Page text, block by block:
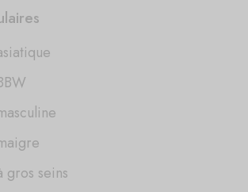
gros seins